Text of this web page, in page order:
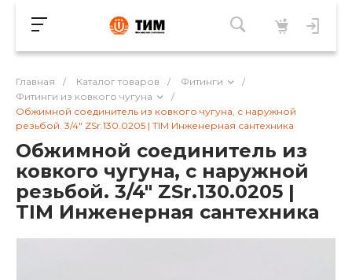
Главная / Каталог товаров / Фитинги
/
Фитинги из ковкого чугуна
/
Обжимной соединитель из ковкого чугуна, с наружной
резьбой. 3/4" ZSr.130.0205 | TIM Инженерная сантехника
Обжимной соединитель из
ковкого чугуна, с наружной
резьбой. 3/4" ZSr.130.0205 |
TIM Инженерная сантехника